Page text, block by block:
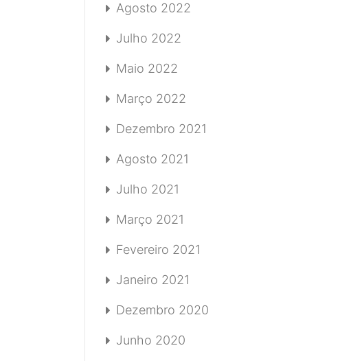
Agosto 2022
Julho 2022
Maio 2022
Março 2022
Dezembro 2021
Agosto 2021
Julho 2021
Março 2021
Fevereiro 2021
Janeiro 2021
Dezembro 2020
Junho 2020